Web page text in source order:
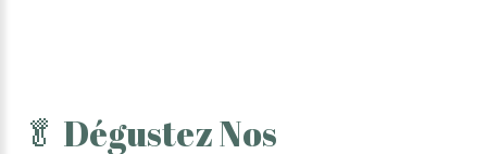
🥬 DégustezNos